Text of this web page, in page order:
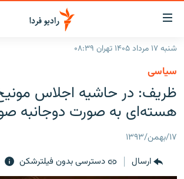
لینک‌های
قابلیت
دسترسی
بازگشت
منوی
اصلی
رفتن
صفحه
جستجو
ایران
جهان
برنامه‌های رادیویی
پادکست
چندرسانه‌ای
شنبه ۱۷ مرداد ۱۴۰۵ تهران ۰۸:۳۹
سیاسی
ظريف: در حاشيه اجلاس
هسته‌ای به صورت دوجانبه
۱۷/بهمن/۱۳۹۳
ارسال
دسترسی بدون فیلترشکن